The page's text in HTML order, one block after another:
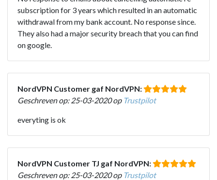
subscription for 3 years which resulted in an automatic
withdrawal from my bank account. No response since.
They also had a major security breach that you can find
on google.
NordVPN Customer gaf NordVPN:
Geschreven op: 25-03-2020 op Trustpilot
everyting is ok
NordVPN Customer TJ gaf NordVPN:
Geschreven op: 25-03-2020 op Trustpilot